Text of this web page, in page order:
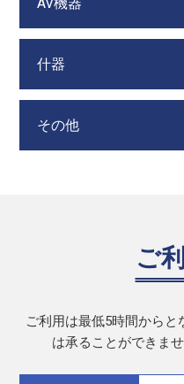
什器
その他
ご
ご利用は最低5時間から
は承ることができま